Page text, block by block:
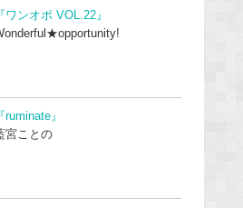
『ワンオポ VOL.22』
『ruminate』
宮ことの